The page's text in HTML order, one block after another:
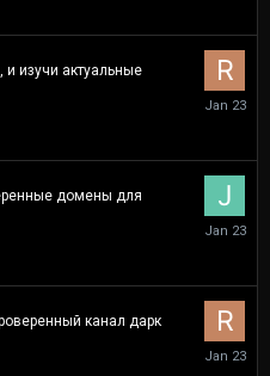
и изучи актуальные
January
23
домены для
January
23
канал дарк
January
23